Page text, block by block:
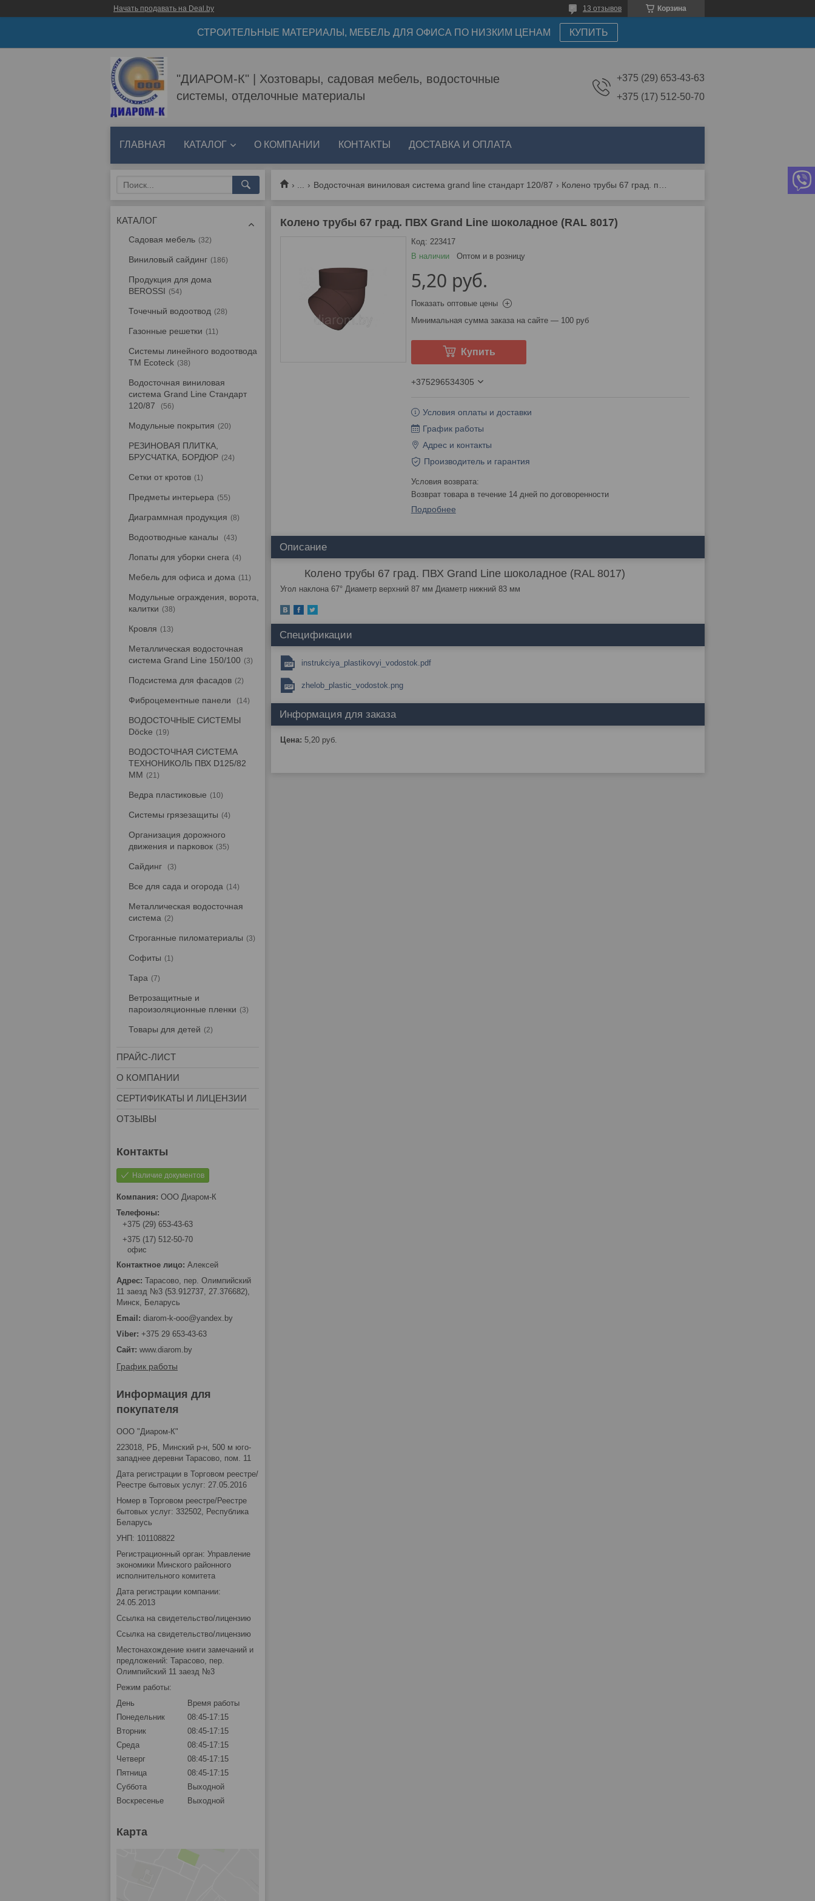
Начать продавать на Deal.by Корзина
13 отзывов
СТРОИТЕЛЬНЫЕ МАТЕРИАЛЫ, МЕБЕЛЬ ДЛЯ ОФИСА ПО НИЗКИМ ЦЕНАМ КУПИТЬ
"ДИАРОМ-К" | Хозтовары, садовая мебель, водосточные
системы, отделочные материалы
+375 (29) 653-43-63
+375 (17) 512-50-70
ГЛАВНАЯ КАТАЛОГ О КОМПАНИИ КОНТАКТЫ ДОСТАВКА И ОПЛАТА
Водосточная виниловая система grand line стандарт 120/87
Колено трубы 67 град. ПВХ Grand Line шоколадное (RAL 8017)
В наличии Оптом и в розницу
Код: 223417
5,20 руб.
Показать оптовые цены
Минимальная сумма заказа на сайте — 100 руб
Купить
+375296534305
Условия оплаты и доставки
График работы
Адрес и контакты
Производитель и гарантия
возврат товара в течение 14 дней по договоренности
Подробнее
Описание
Колено трубы 67 град. ПВХ Grand Line шоколадное (RAL 8017)
Угол наклона 67° Диаметр верхний 87 мм Диаметр нижний 83 мм
Спецификации
instrukciya_plastikovyi_vodostok.pdf
zhelob_plastic_vodostok.png
Информация для заказа
Цена: 5,20 руб.
КАТАЛОГ
Садовая мебель 32
Виниловый сайдинг 186
Продукция для дома
BEROSSI
54
Точечный водоотвод 28
Газонные решетки 11
Системы линейного водоотвода
TM Ecoteck
38
Водосточная виниловая
система Grand Line Стандарт
120/87
56
Модульные покрытия 20
РЕЗИНОВАЯ ПЛИТКА,
БРУСЧАТКА, БОРДЮР
24
Сетки от кротов 1
Предметы интерьера 55
Диаграммная продукция 8
Водоотводные каналы 43
Лопаты для уборки снега 4
Мебель для офиса и дома 11
Модульные ограждения, ворота,
калитки
38
Кровля 13
Металлическая водосточная
система Grand Line 150/100
3
Подсистема для фасадов 2
Фиброцементные панели 14
ВОДОСТОЧНЫЕ СИСТЕМЫ
Döcke
19
ВОДОСТОЧНАЯ СИСТЕМА
ТЕХНОНИКОЛЬ ПВХ D125/82
ММ
21
Ведра пластиковые 10
Системы грязезащиты 4
Организация дорожного
движения и парковок
35
Сайдинг 3
Все для сада и огорода 14
Металлическая водосточная
система
2
Строганные пиломатериалы 3
Софиты 1
Тара 7
Ветрозащитные и
пароизоляционные пленки
3
Товары для детей 2
ПРАЙС-ЛИСТ
О КОМПАНИИ
СЕРТИФИКАТЫ И ЛИЦЕНЗИИ
ОТЗЫВЫ
Наличие документов
ООО Диаром-К
+375 (29) 653-43-63
+375 (17) 512-50-70
офис
Алексей
Тарасово, пер. Олимпийский
11 заезд №3 (53.912737, 27.376682),
Минск, Беларусь
diarom-k-ooo@yandex.by
+375 29 653-43-63
www.diarom.by
График работы
Информация для
покупателя
ООО "Диаром-К"
223018, РБ, Минский р-н, 500 м юго-
западнее деревни Тарасово, пом. 11
Дата регистрации в Торговом реестре/
Реестре бытовых услуг: 27.05.2016
Номер в Торговом реестре/Реестре
бытовых услуг: 332502, Республика
Беларусь
УНП: 101108822
Регистрационный орган: Управление
экономики Минского районного
исполнительного комитета
Дата регистрации компании:
24.05.2013
Ссылка на свидетельство/лицензию
Ссылка на свидетельство/лицензию
Местонахождение книги замечаний и
предложений: Тарасово, пер.
Олимпийский 11 заезд №3
Режим работы:
День
Время работы
Понедельник
08:45-17:15
Вторник
08:45-17:15
Среда
08:45-17:15
Четверг
08:45-17:15
Пятница
08:45-17:15
Суббота
Выходной
Воскресенье
Выходной
Карта